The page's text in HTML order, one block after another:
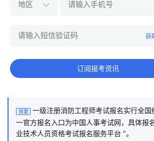
获
订阅报考资讯
摘要
一级注册消防工程师考试报名实行全国
一官方报名入口为中国人事考试网，具体报
业技术人员资格考试报名服务平台 "。